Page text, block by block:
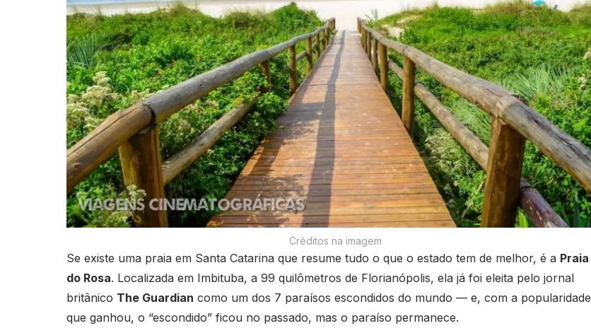
Créditos na imagem
Se existe uma praia em Santa Catarina que resume tudo o que o estado tem de melhor, é a Praia
do Rosa. Localizada em Imbituba, a 99 quilômetros de Florianópolis, ela já foi eleita pelo jornal
britânico The Guardian como um dos 7 paraísos escondidos do mundo — e, com a popularidade
que ganhou, o “escondido” ficou no passado, mas o paraíso permanece.